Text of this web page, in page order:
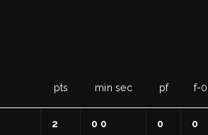
pts min sec pf f-0
2 0 0 0 0